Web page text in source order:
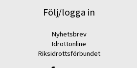
Följ/logga in
Nyhetsbrev
Idrottonline
Riksidrottsförbundet